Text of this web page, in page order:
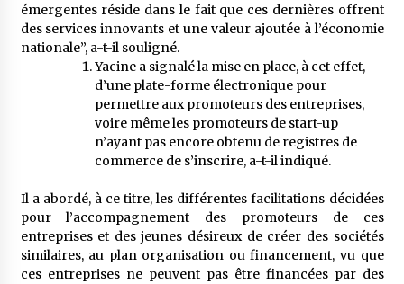
Le monstrueux vieillard (Un récit du Sud
algérien)
5 ans ago
Rencontre nocturne dans le désert (Un conte
touareg)
5 ans ago
5 ans ago
Tradition orale/ D’où viennent les contes et à
émergentes réside dans le fait que ces dernières offrent
des services innovants et une valeur ajoutée à l’économie
nationale”, a-t-il souligné.
Yacine a signalé la mise en place, à cet effet,
d’une plate-forme électronique pour
permettre aux promoteurs des entreprises,
voire même les promoteurs de start-up
n’ayant pas encore obtenu de registres de
commerce de s’inscrire, a-t-il indiqué.
Il a abordé, à ce titre, les différentes facilitations décidées
pour l’accompagnement des promoteurs de ces
entreprises et des jeunes désireux de créer des sociétés
similaires, au plan organisation ou financement, vu que
ces entreprises ne peuvent pas être financées par des